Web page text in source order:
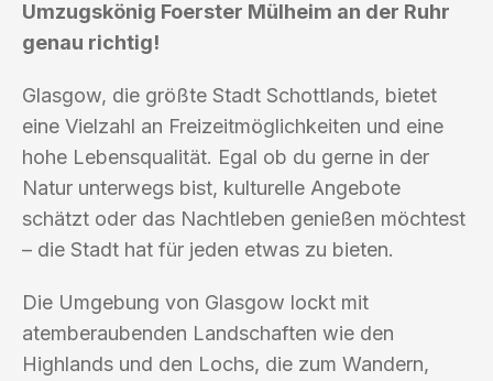
Umzugskönig Foerster Mülheim an der Ruhr
genau richtig!
Glasgow, die größte Stadt Schottlands, bietet
eine Vielzahl an Freizeitmöglichkeiten und eine
hohe Lebensqualität. Egal ob du gerne in der
Natur unterwegs bist, kulturelle Angebote
schätzt oder das Nachtleben genießen möchtest
– die Stadt hat für jeden etwas zu bieten.
Die Umgebung von Glasgow lockt mit
atemberaubenden Landschaften wie den
Highlands und den Lochs, die zum Wandern,